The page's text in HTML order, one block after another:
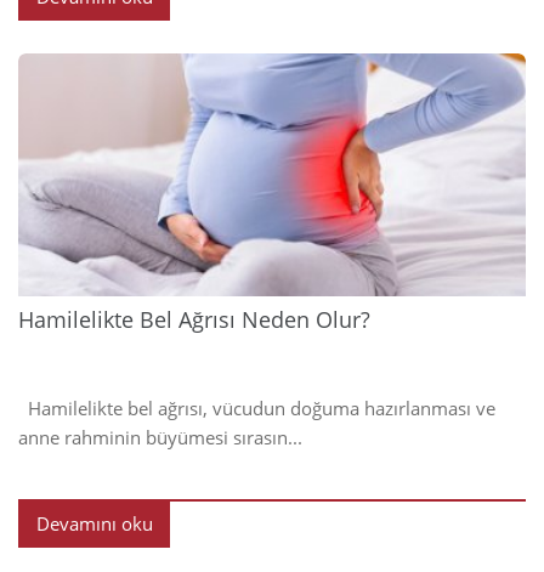
2024
Hamilelikte Bel Ağrısı Neden Olur?
Hamilelikte bel ağrısı, vücudun doğuma hazırlanması ve
anne rahminin büyümesi sırasın...
Devamını oku